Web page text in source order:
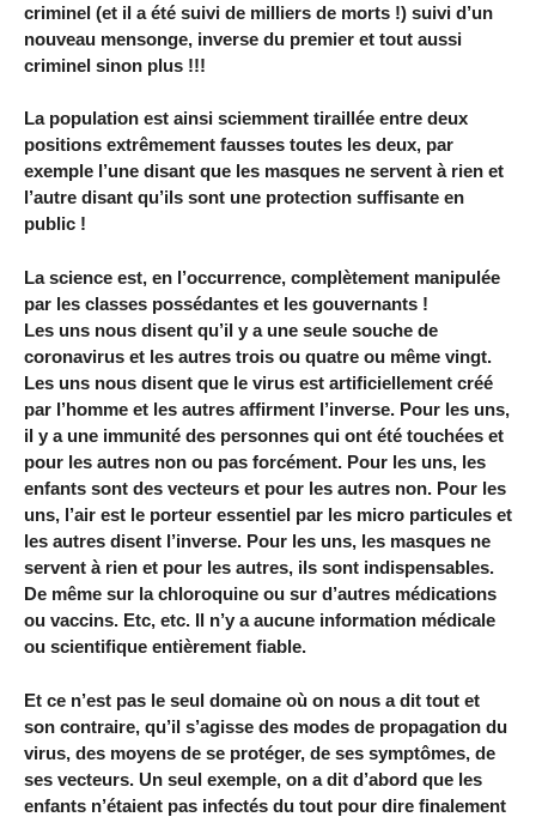
criminel (et il a été suivi de milliers de morts !) suivi d’un
nouveau mensonge, inverse du premier et tout aussi
criminel sinon plus !!!
La population est ainsi sciemment tiraillée entre deux
positions extrêmement fausses toutes les deux, par
exemple l’une disant que les masques ne servent à rien et
l’autre disant qu’ils sont une protection suffisante en
public !
La science est, en l’occurrence, complètement manipulée
par les classes possédantes et les gouvernants !
Les uns nous disent qu’il y a une seule souche de
coronavirus et les autres trois ou quatre ou même vingt.
Les uns nous disent que le virus est artificiellement créé
par l’homme et les autres affirment l’inverse. Pour les uns,
il y a une immunité des personnes qui ont été touchées et
pour les autres non ou pas forcément. Pour les uns, les
enfants sont des vecteurs et pour les autres non. Pour les
uns, l’air est le porteur essentiel par les micro particules et
les autres disent l’inverse. Pour les uns, les masques ne
servent à rien et pour les autres, ils sont indispensables.
De même sur la chloroquine ou sur d’autres médications
ou vaccins. Etc, etc. Il n’y a aucune information médicale
ou scientifique entièrement fiable.
Et ce n’est pas le seul domaine où on nous a dit tout et
son contraire, qu’il s’agisse des modes de propagation du
virus, des moyens de se protéger, de ses symptômes, de
ses vecteurs. Un seul exemple, on a dit d’abord que les
enfants n’étaient pas infectés du tout pour dire finalement